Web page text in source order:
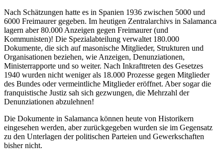
Nach Schätzungen hatte es in Spanien 1936 zwischen 5000 und
6000 Freimaurer gegeben. Im heutigen Zentralarchivs in Salamanca
lagern aber 80.000 Anzeigen gegen Freimaurer (und
Kommunisten)! Die Spezialabteilung verwaltet 180.000
Dokumente, die sich auf masonische Mitglieder, Strukturen und
Organisationen beziehen, wie Anzeigen, Denunziationen,
Ministerrapporte und so weiter. Nach Inkrafttreten des Gesetzes
1940 wurden nicht weniger als 18.000 Prozesse gegen Mitglieder
des Bundes oder vermeintliche Mitglieder eröffnet. Aber sogar die
franquistische Justiz sah sich gezwungen, die Mehrzahl der
Denunziationen abzulehnen!
Die Dokumente in Salamanca können heute von Historikern
eingesehen werden, aber zurückgegeben wurden sie im Gegensatz
zu den Unterlagen der politischen Parteien und Gewerkschaften
bisher nicht.